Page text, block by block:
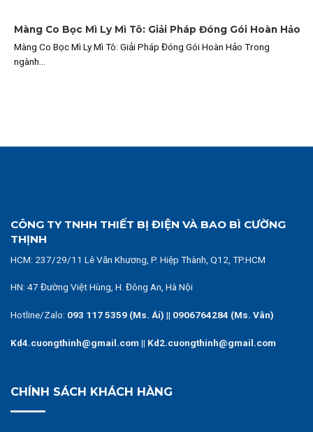
Màng Co Bọc Mì Ly Mì Tô: Giải Pháp Đóng Gói Hoàn Hảo
Màng Co Bọc Mì Ly Mì Tô: Giải Pháp Đóng Gói Hoàn Hảo Trong
ngành...
CÔNG TY TNHH THIẾT BỊ ĐIỆN VÀ BAO BÌ CƯỜNG
THỊNH
HCM: 237/29/11 Lê Văn Khương, P. Hiệp Thành, Q12, TP.HCM
HN: 47 Đường Việt Hùng, H. Đông An, Hà Nội
Hotline/Zalo: 093 117 5359 (Ms. Ái) || 0906764284 (Ms. Vân)
Kd4.cuongthinh@gmail.com || Kd2.cuongthinh@gmail.com
CHÍNH SÁCH KHÁCH HÀNG